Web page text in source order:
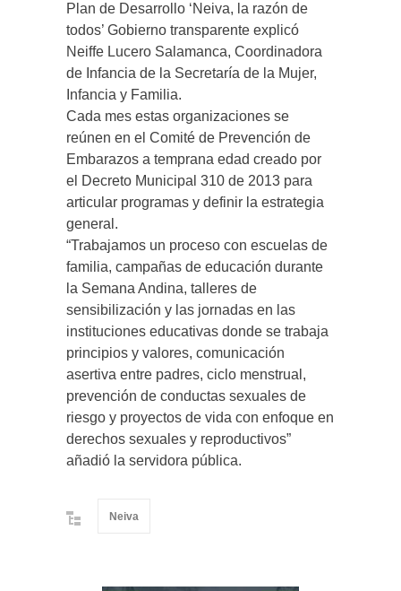
Plan de Desarrollo ‘Neiva, la razón de
todos’ Gobierno transparente explicó
Neiffe Lucero Salamanca, Coordinadora
de Infancia de la Secretaría de la Mujer,
Infancia y Familia.
Cada mes estas organizaciones se
reúnen en el Comité de Prevención de
Embarazos a temprana edad creado por
el Decreto Municipal 310 de 2013 para
articular programas y definir la estrategia
general.
“Trabajamos un proceso con escuelas de
familia, campañas de educación durante
la Semana Andina, talleres de
sensibilización y las jornadas en las
instituciones educativas donde se trabaja
principios y valores, comunicación
asertiva entre padres, ciclo menstrual,
prevención de conductas sexuales de
riesgo y proyectos de vida con enfoque en
derechos sexuales y reproductivos”
añadió la servidora pública.
Neiva